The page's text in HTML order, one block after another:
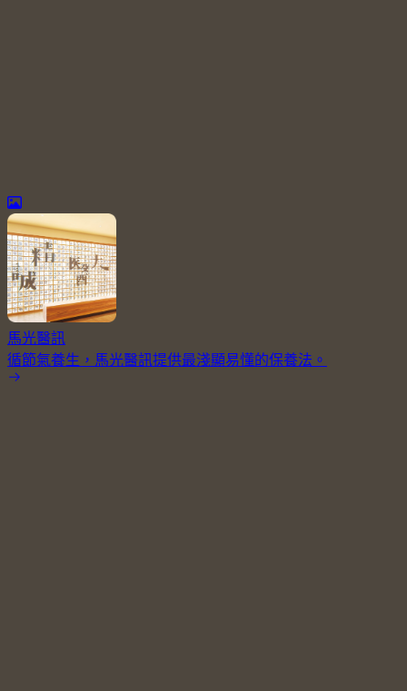
馬光醫訊
循節氣養生，馬光醫訊提供最淺顯易懂的保養法。